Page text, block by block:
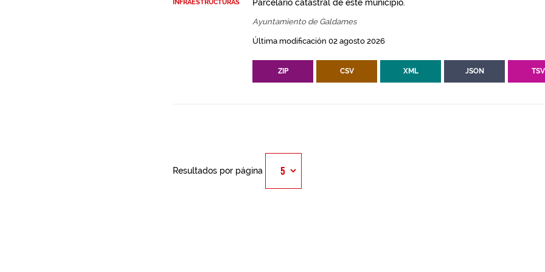
INFRAESTRUCTURAS
Parcelario catastral de este municipio.
Ayuntamiento de Galdames
Última modificación 02 agosto 2026
ZIP CSV XML JSON TSV
Resultados por página